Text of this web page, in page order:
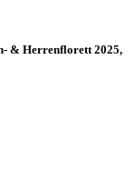
& Herrenflorett 2025,